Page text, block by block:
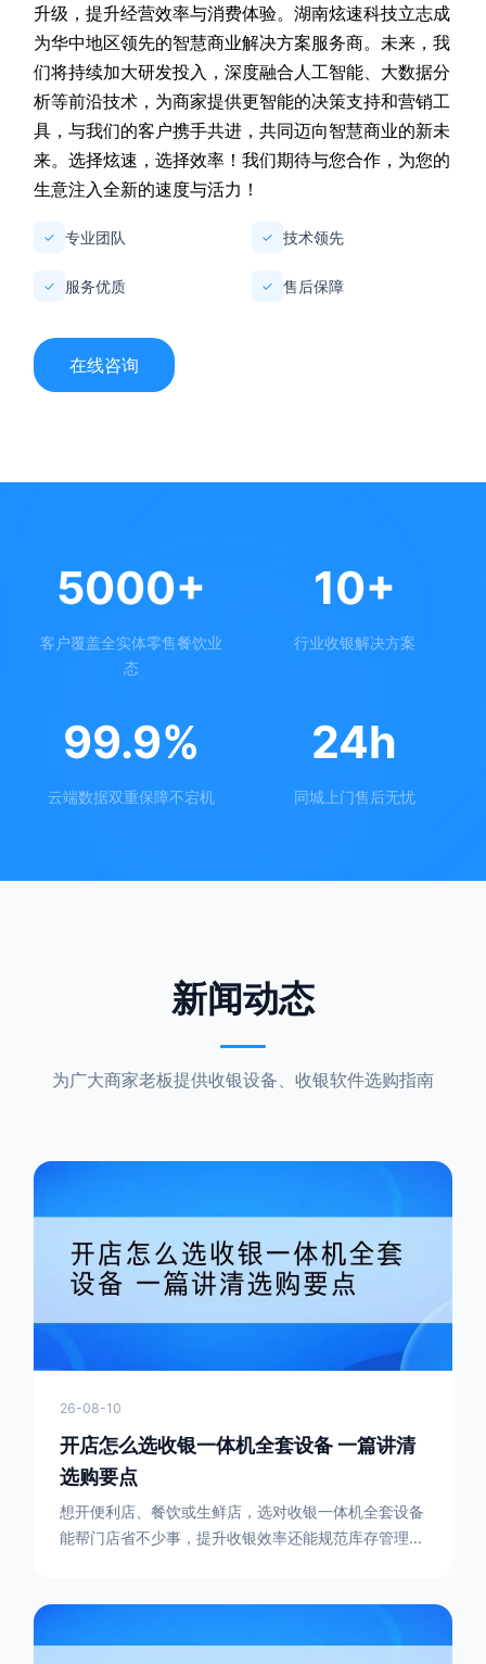
升级，提升经营效率与消费体验。湖南炫速科技立志成
为华中地区领先的智慧商业解决方案服务商。未来，我
们将持续加大研发投入，深度融合人工智能、大数据分
析等前沿技术，为商家提供更智能的决策支持和营销工
具，与我们的客户携手共进，共同迈向智慧商业的新未
来。选择炫速，选择效率！我们期待与您合作，为您的
生意注入全新的速度与活力！
✓ 专业团队 ✓ 技术领先
✓ 服务优质 ✓ 售后保障
在线咨询
5000+
客户覆盖全实体零售餐饮业
态
10+
行业收银解决方案
99.9%
云端数据双重保障不宕机
24h
同城上门售后无忧
新闻动态
为广大商家老板提供收银设备、收银软件选购指南
26-08-10
开店怎么选收银一体机全套设备 一篇讲清
选购要点
想开便利店、餐饮或生鲜店，选对收银一体机全套设备
能帮门店省不少事，提升收银效率还能规范库存管理。